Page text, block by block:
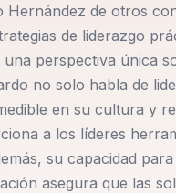
organizacional
prácticas, lo
significativos y
aborda la importancia
de neurociencia y
permitan liderar con
Hernández de otros
de liderazgo
perspectiva única
no solo habla de
en su cultura y
a los líderes
su capacidad
asegura que las